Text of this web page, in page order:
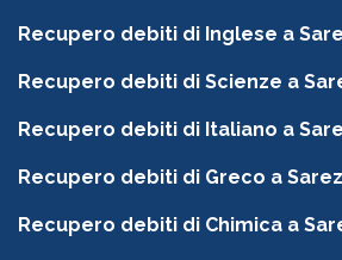
Recupero debiti di Inglese a
Recupero debiti di Scienze a
Recupero debiti di Italiano a
Recupero debiti di Greco a
Recupero debiti di Chimica a